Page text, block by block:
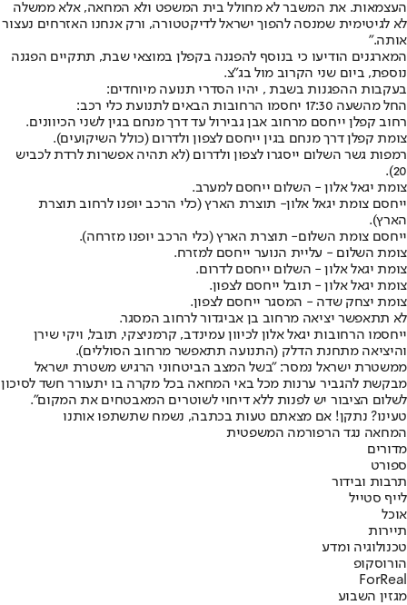
העצמאות. את המשבר לא מחולל בית המשפט ולא המחאה, אלא ממשלה
לא לגיטימית שמנסה להפוך ישראל לדיקטטורה, ורק אנחנו האזרחים נעצור
אותה."
המארגנים הודיעו כי בנוסף להפגנה בקפלן במוצאי שבת, תתקיים הפגנה
נוספת, ביום שני הקרוב מול בג"צ.
בעקבות ההפגנות בשבת , יהיו הסדרי תנועה מיוחדים:
החל מהשעה 17:30 יחסמו הרחובות הבאים לתנועת כלי רכב:
רחוב קפלן ייחסם מרחוב אבן גבירול עד דרך מנחם בגין לשני הכיוונים.
צומת קפלן דרך מנחם בגין ייחסם לצפון ולדרום (כולל השיקועים).
רמפות גשר השלום ייסגרו לצפון ולדרום (לא תהיה אפשרות לרדת לכביש
20).
צומת יגאל אלון - השלום ייחסם למערב.
ייחסם צומת יגאל אלון- תוצרת הארץ (כלי הרכב יופנו לרחוב תוצרת
הארץ).
ייחסם צומת השלום- תוצרת הארץ (כלי הרכב יופנו מזרחה).
צומת השלום - עליית הנוער ייחסם למזרח.
צומת יגאל אלון - השלום ייחסם לדרום.
צומת יגאל אלון - תובל ייחסם לצפון.
צומת יצחק שדה - המסגר ייחסם לצפון.
לא תתאפשר יציאה מרחוב בן אביגדור לרחוב המסגר.
ייחסמו הרחובות יגאל אלון לכיוון עמינדב, קרמניצקי, תובל, ויקי שירן
והיציאה מתחנת הדלק (התנועה תתאפשר מרחוב הסוללים).
ממשטרת ישראל נמסר: "בשל המצב הביטחוני הרגיש משטרת ישראל
מבקשת להגביר ערנות מכל באי המחאה בכל מקרה בו יתעורר חשד לסיכון
לשלום הציבור יש לפנות ללא דיחוי לשוטרים המאבטחים את המקום".
טעינו? נתקן! אם מצאתם טעות בכתבה, נשמח שתשתפו אותנו
המחאה נגד הרפורמה המשפטית
מדורים
ספורט
תרבות ובידור
לייף סטייל
אוכל
תיירות
טכנולוגיה ומדע
הורוסקופ
ForReal
מגזין השבוע